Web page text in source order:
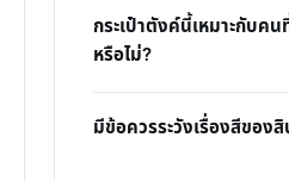
กระเป๋าตังค์นี้เหมาะกับค
หรือไม่?
มีข้อควรระวังเรื่องสีของ